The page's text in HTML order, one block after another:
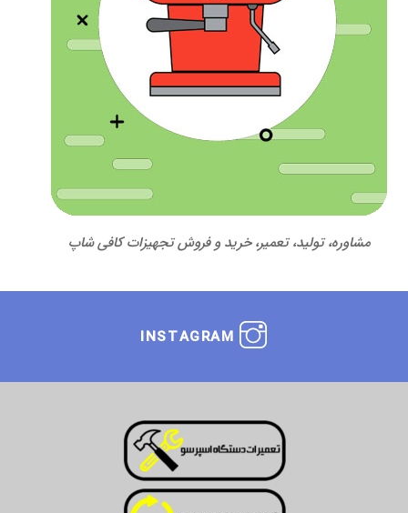
مشاوره، تولید، تعمیر، خرید و فروش تجهیزات کافی شاپ
INSTAGRAM